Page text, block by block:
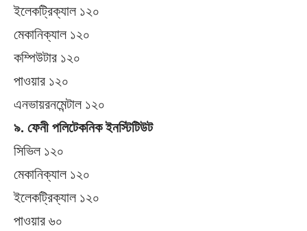
ইলেকট্রিক্যাল ১২০
মেকানিক্যাল ১২০
কম্পিউটার ১২০
পাওয়ার ১২০
এনভায়রনমেন্টাল ১২০
৯. ফেনী পলিটেকনিক ইনস্টিটিউট
সিভিল ১২০
মেকানিক্যাল ১২০
ইলেকট্রিক্যাল ১২০
পাওয়ার ৬০